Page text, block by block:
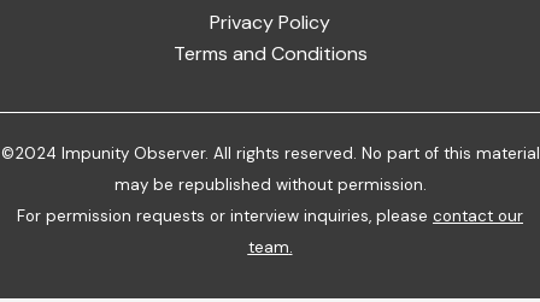
Privacy Policy
Terms and Conditions
©2024 Impunity Observer. All rights reserved. No part of this material
may be republished without permission.
For permission requests or interview inquiries, please contact our
team.